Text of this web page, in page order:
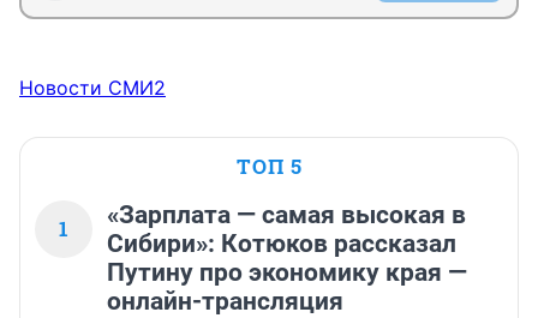
Новости СМИ2
ТОП 5
1
«Зарплата — самая высокая в
Сибири»: Котюков рассказал
Путину про экономику края —
онлайн-трансляция